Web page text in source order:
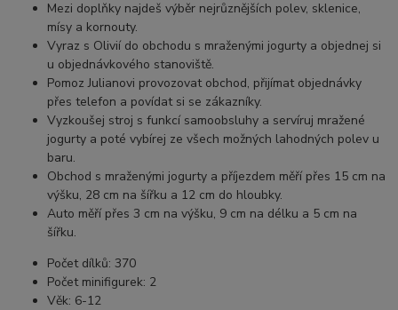
Mezi doplňky najdeš výběr nejrůznějších polev, sklenice,
mísy a kornouty.
Vyraz s Olivií do obchodu s mraženými jogurty a objednej si
u objednávkového stanoviště.
Pomoz Julianovi provozovat obchod, přijímat objednávky
přes telefon a povídat si se zákazníky.
Vyzkoušej stroj s funkcí samoobsluhy a servíruj mražené
jogurty a poté vybírej ze všech možných lahodných polev u
baru.
Obchod s mraženými jogurty a příjezdem měří přes 15 cm na
výšku, 28 cm na šířku a 12 cm do hloubky.
Auto měří přes 3 cm na výšku, 9 cm na délku a 5 cm na
šířku.
Počet dílků: 370
Počet minifigurek: 2
Věk: 6-12